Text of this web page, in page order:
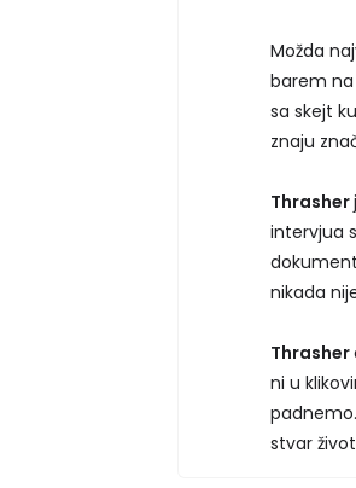
Možda
barem na
sa skejt
znaju
Thrasher
intervjua
nikada
Thrasher
ni u
stvar